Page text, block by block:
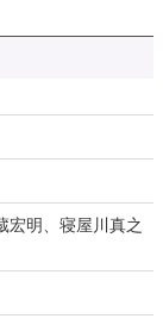
宏明、寝屋川真之